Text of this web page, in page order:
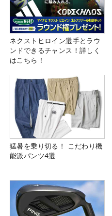
ネクストヒロイン選手とラウ
ンドできるチャンス！詳しく
はこちら！
猛暑を乗り切る！ こだわり機
能派パンツ4選